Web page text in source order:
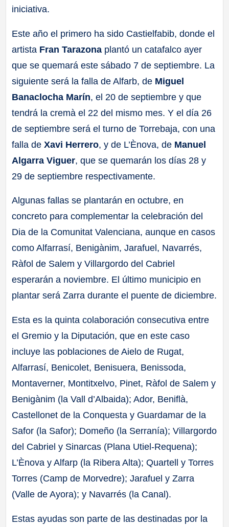
iniciativa.
Este año el primero ha sido Castielfabib, donde el
artista Fran Tarazona plantó un catafalco ayer
que se quemará este sábado 7 de septiembre. La
siguiente será la falla de Alfarb, de Miguel
Banaclocha Marín, el 20 de septiembre y que
tendrá la cremà el 22 del mismo mes. Y el día 26
de septiembre será el turno de Torrebaja, con una
falla deXavi Herrero, y de L’Ènova, de Manuel
Algarra Viguer, que se quemarán los días 28 y
29 de septiembre respectivamente.
Algunas fallas se plantarán en octubre, en
concreto para complementar la celebración del
Dia de la Comunitat Valenciana, aunque en casos
como Alfarrasí, Benigànim, Jarafuel, Navarrés,
Ràfol de Salem y Villargordo del Cabriel
esperarán a noviembre. El último municipio en
plantar será Zarra durante el puente de diciembre.
Esta es la quinta colaboración consecutiva entre
el Gremio y la Diputación, que en este caso
incluye las poblaciones de Aielo de Rugat,
Alfarrasí, Benicolet, Benisuera, Benissoda,
Montaverner, Montitxelvo, Pinet, Ràfol de Salem y
Benigànim (la Vall d’Albaida); Ador, Beniflà,
Castellonet de la Conquesta y Guardamar de la
Safor (la Safor); Domeño (la Serranía); Villargordo
del Cabriel y Sinarcas (Plana Utiel-Requena);
L’Ènova y Alfarp (la Ribera Alta); Quartell y Torres
Torres (Camp de Morvedre); Jarafuel y Zarra
(Valle de Ayora); y Navarrés (la Canal).
Estas ayudas son parte de las destinadas por la